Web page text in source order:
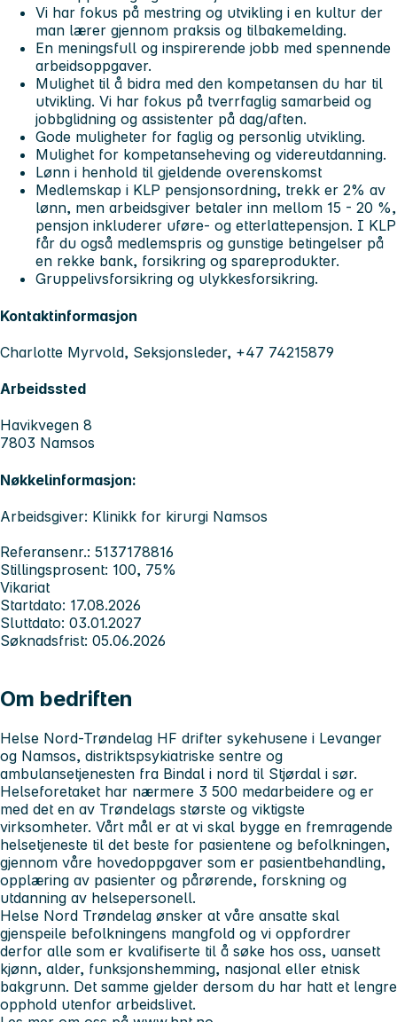
Vi har fokus på mestring og utvikling i en kultur der
man lærer gjennom praksis og tilbakemelding.
En meningsfull og inspirerende jobb med spennende
arbeidsoppgaver.
Mulighet til å bidra med den kompetansen du har til
utvikling. Vi har fokus på tverrfaglig samarbeid og
jobbglidning og assistenter på dag/aften.
Gode muligheter for faglig og personlig utvikling.
Mulighet for kompetanseheving og videreutdanning.
Lønn i henhold til gjeldende overenskomst
Medlemskap i KLP pensjonsordning, trekk er 2% av
lønn, men arbeidsgiver betaler inn mellom 15 - 20 %,
pensjon inkluderer uføre- og etterlattepensjon. I KLP
får du også medlemspris og gunstige betingelser på
en rekke bank, forsikring og spareprodukter.
Gruppelivsforsikring og ulykkesforsikring.
Kontaktinformasjon
Charlotte Myrvold, Seksjonsleder, +47 74215879
Arbeidssted
Havikvegen 8
7803 Namsos
Nøkkelinformasjon:
Arbeidsgiver: Klinikk for kirurgi Namsos
Referansenr.: 5137178816
Stillingsprosent: 100, 75%
Vikariat
Startdato: 17.08.2026
Sluttdato: 03.01.2027
Søknadsfrist: 05.06.2026
Om bedriften
Helse Nord-Trøndelag HF drifter sykehusene i Levanger
og Namsos, distriktspsykiatriske sentre og
ambulansetjenesten fra Bindal i nord til Stjørdal i sør.
Helseforetaket har nærmere 3 500 medarbeidere og er
med det en av Trøndelags største og viktigste
virksomheter. Vårt mål er at vi skal bygge en fremragende
helsetjeneste til det beste for pasientene og befolkningen,
gjennom våre hovedoppgaver som er pasientbehandling,
opplæring av pasienter og pårørende, forskning og
utdanning av helsepersonell.
Helse Nord Trøndelag ønsker at våre ansatte skal
gjenspeile befolkningens mangfold og vi oppfordrer
derfor alle som er kvalifiserte til å søke hos oss, uansett
kjønn, alder, funksjonshemming, nasjonal eller etnisk
bakgrunn. Det samme gjelder dersom du har hatt et lengre
opphold utenfor arbeidslivet.